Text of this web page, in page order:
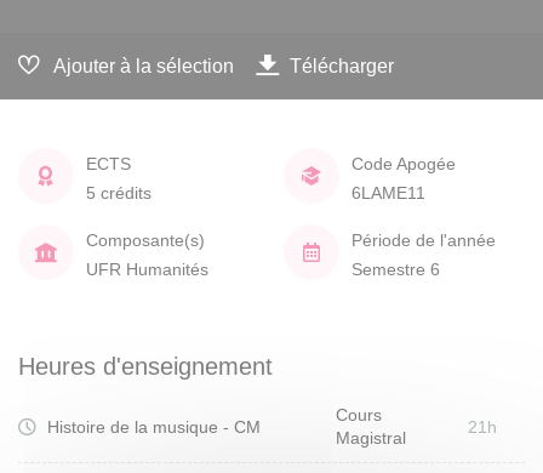
Ajouter à la sélection Télécharger
ECTS
5 crédits
Code Apogée
6LAME11
Composante(s)
UFR Humanités
Période de l'année
Semestre 6
Heures d'enseignement
Histoire de la musique - CM
Cours
Magistral
21h